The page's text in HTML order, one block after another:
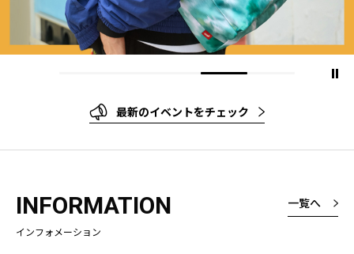
最新のイベントをチェック
INFORMATION
インフォメーション
一覧へ